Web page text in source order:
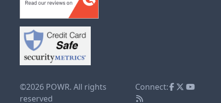
©2026 POWR. All rights
reserved
Connect: